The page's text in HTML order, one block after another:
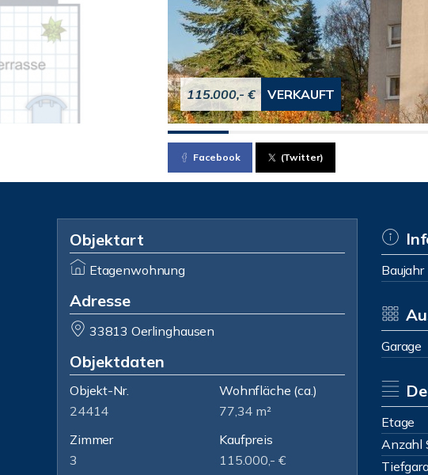
115.000,- € VERKAUFT
Facebook (Twitter)
Objektart
Etagenwohnung
Adresse
33813 Oerlinghausen
Objektdaten
Objekt-Nr.
24414
Wohnfläche (ca.)
77,34 m²
Zimmer
3
Kaufpreis
115.000,- €
Baujahr
Garage
Etage
Anzahl